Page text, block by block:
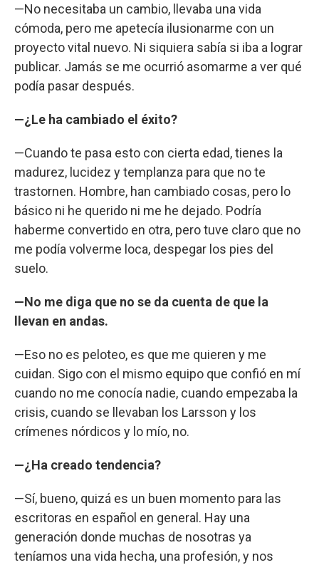
—No necesitaba un cambio, llevaba una vida
cómoda, pero me apetecía ilusionarme con un
proyecto vital nuevo. Ni siquiera sabía si iba a lograr
publicar. Jamás se me ocurrió asomarme a ver qué
podía pasar después.
—¿Le ha cambiado el éxito?
—Cuando te pasa esto con cierta edad, tienes la
madurez, lucidez y templanza para que no te
trastornen. Hombre, han cambiado cosas, pero lo
básico ni he querido ni me he dejado. Podría
haberme convertido en otra, pero tuve claro que no
me podía volverme loca, despegar los pies del
suelo.
—No me diga que no se da cuenta de que la
llevan en andas.
—Eso no es peloteo, es que me quieren y me
cuidan. Sigo con el mismo equipo que confió en mí
cuando no me conocía nadie, cuando empezaba la
crisis, cuando se llevaban los Larsson y los
crímenes nórdicos y lo mío, no.
—¿Ha creado tendencia?
—Sí, bueno, quizá es un buen momento para las
escritoras en español en general. Hay una
generación donde muchas de nosotras ya
teníamos una vida hecha, una profesión, y nos